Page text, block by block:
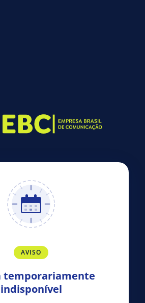
AVISO
temporariamente
indisponível